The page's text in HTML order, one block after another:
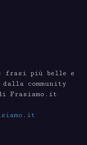
frasi più belle e
community
Frasiamo.it